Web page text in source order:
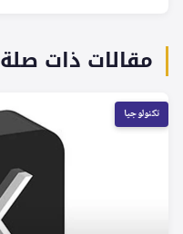
مقالات ذات صلة
تكنولوجيا